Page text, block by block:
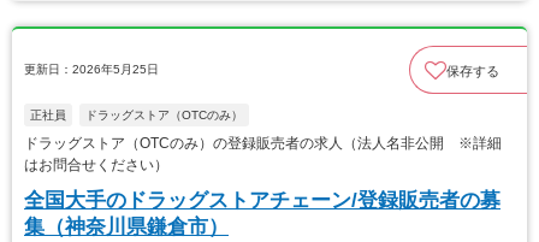
更新日：2026年5月25日 保存する
正社員 ドラッグストア（OTCのみ）
ドラッグストア（OTCのみ）の登録販売者の求人（法人名非公開 ※詳細
はお問合せください）
全国大手のドラッグストアチェーン/登録販売者の募
集（神奈川県鎌倉市）